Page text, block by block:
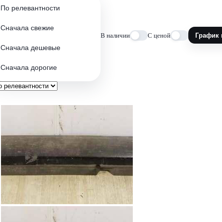
По релевантности
Сначала свежие
Сначала дешевые
Сначала дорогие
В наличии С ценой График